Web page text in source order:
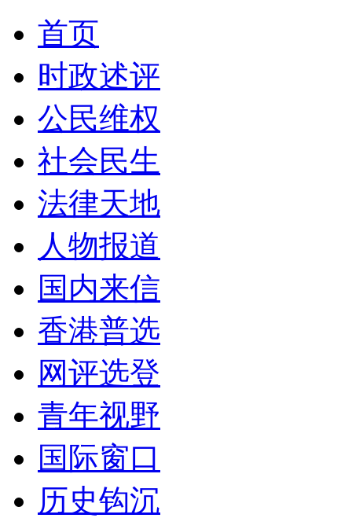
首页
时政述评
公民维权
社会民生
法律天地
人物报道
国内来信
香港普选
网评选登
青年视野
国际窗口
历史钩沉